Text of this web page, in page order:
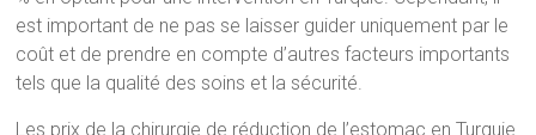
est important de ne pas se laisser guider uniquement par le
coût et de prendre en compte d’autres facteurs importants
tels que la qualité des soins et la sécurité.
Les prix de la chirurgie de réduction de l’estomac en Turquie